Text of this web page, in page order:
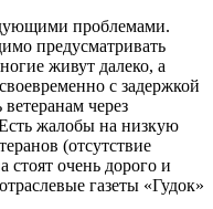
проблемами.
предусматривать
живут далеко, а
с задержкой
через
жалобы на низкую
(отсутствие
стоят очень дорого и
газеты «Гудок»